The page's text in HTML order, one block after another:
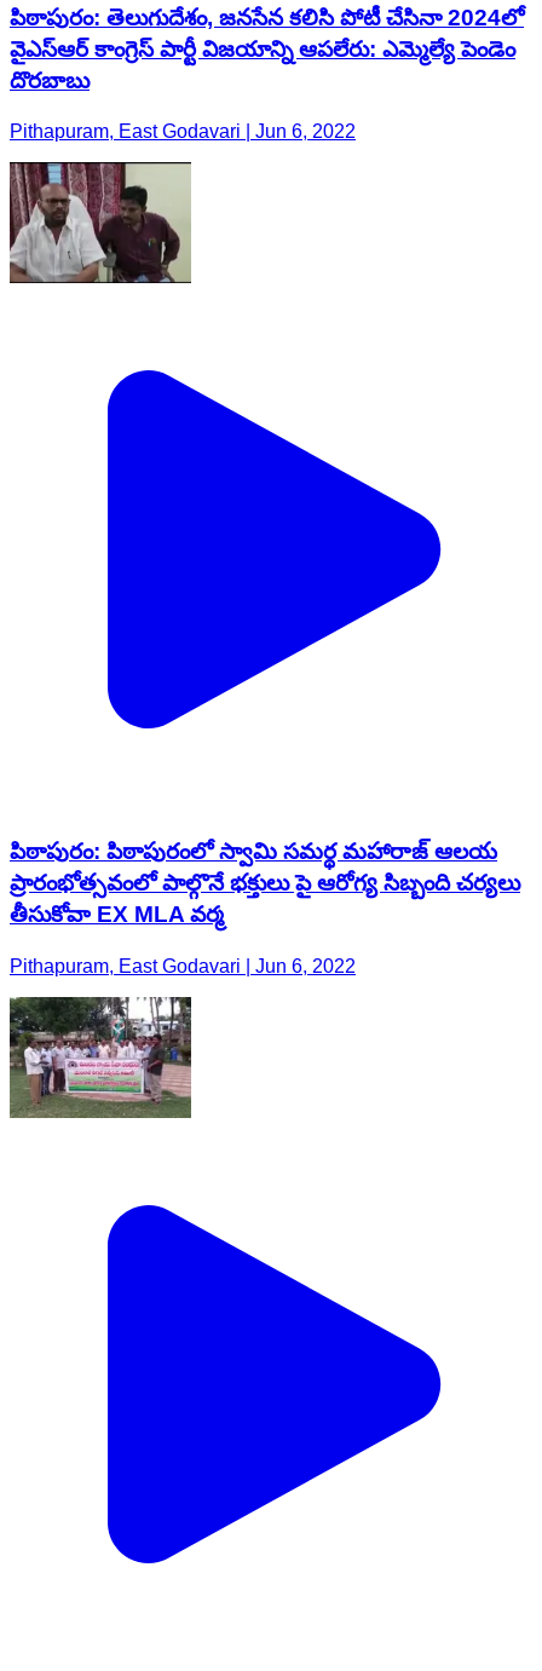
పిఠాపురం: తెలుగుదేశం, జనసేన కలిసి పోటీ చేసినా 2024లో
వైఎస్ఆర్ కాంగ్రెస్ పార్టీ విజయాన్ని ఆపలేరు: ఎమ్మెల్యే పెండెం
దొరబాబు
Pithapuram, East Godavari | Jun 6, 2022
పిఠాపురం: పిఠాపురంలో స్వామి సమర్థ మహారాజ్ ఆలయ
ప్రారంభోత్సవంలో పాల్గొనే భక్తులు పై ఆరోగ్య సిబ్బంది చర్యలు
తీసుకోవా EX MLA వర్మ
Pithapuram, East Godavari | Jun 6, 2022